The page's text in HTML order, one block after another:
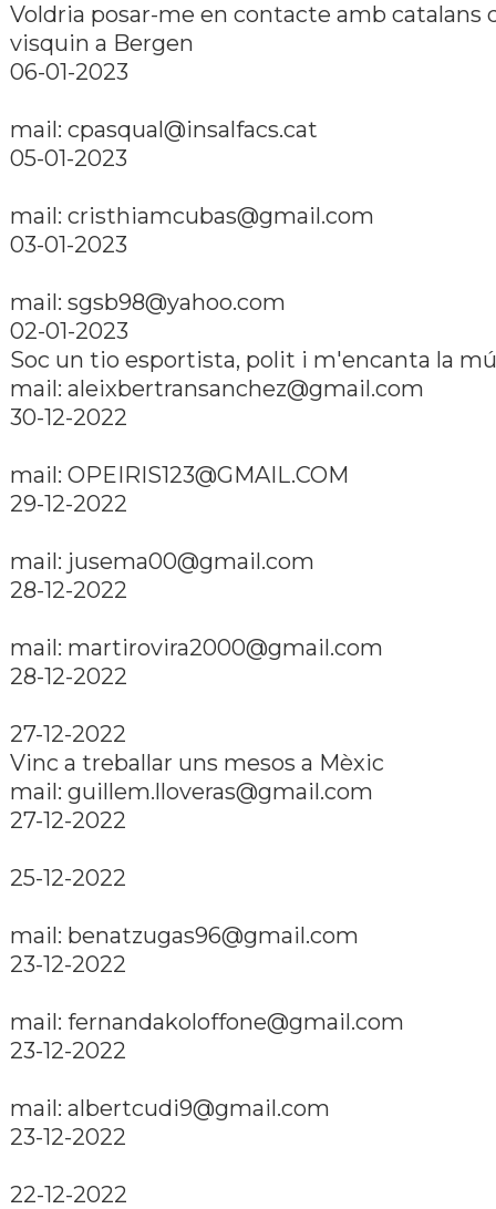
Voldria posar-me en contacte amb catalans
visquin a Bergen
06-01-2023
mail: cpasqual@insalfacs.cat
05-01-2023
mail: cristhiamcubas@gmail.com
03-01-2023
mail: sgsb98@yahoo.com
02-01-2023
Soc un tio esportista, polit i m'encanta la
mail: aleixbertransanchez@gmail.com
30-12-2022
mail: OPEIRIS123@GMAIL.COM
29-12-2022
mail: jusema00@gmail.com
28-12-2022
mail: martirovira2000@gmail.com
28-12-2022
27-12-2022
Vinc a treballar uns mesos a Mèxic
mail: guillem.lloveras@gmail.com
27-12-2022
25-12-2022
mail: benatzugas96@gmail.com
23-12-2022
mail: fernandakoloffone@gmail.com
23-12-2022
mail: albertcudi9@gmail.com
23-12-2022
22-12-2022